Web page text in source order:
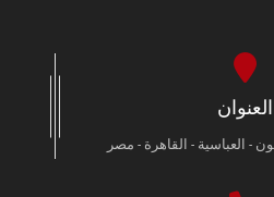
العنوان
- العباسية - القاهرة - مصر